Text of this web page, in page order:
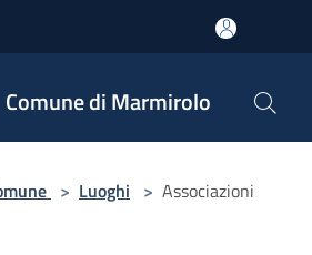
Comune di Marmirolo
> Luoghi > Associazioni